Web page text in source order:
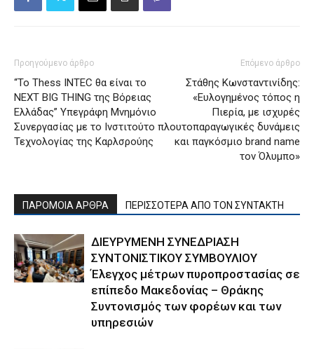
Προηγούμενο άρθρο
“To Thess INTEC θα είναι το
NEXT BIG THING της Βόρειας
Ελλάδας” Υπεγράφη Μνημόνιο
Συνεργασίας με το Ινστιτούτο
Τεχνολογίας της Καρλσρούης
Επόμενο άρθρο
Στάθης Κωνσταντινίδης:
«Ευλογημένος τόπος η
Πιερία, με ισχυρές
πλουτοπαραγωγικές δυνάμεις
και παγκόσμιο brand name
τον Όλυμπο»
ΠΑΡΟΜΟΙΑ ΑΡΘΡΑ ΠΕΡΙΣΣΟΤΕΡΑ ΑΠΟ ΤΟΝ ΣΥΝΤΑΚΤΗ
ΔΙΕΥΡΥΜΕΝΗ ΣΥΝΕΔΡΙΑΣΗ
ΣΥΝΤΟΝΙΣΤΙΚΟΥ ΣΥΜΒΟΥΛΙΟΥ
Έλεγχος μέτρων πυροπροστασίας σε
επίπεδο Μακεδονίας – Θράκης
Συντονισμός των φορέων και των
υπηρεσιών